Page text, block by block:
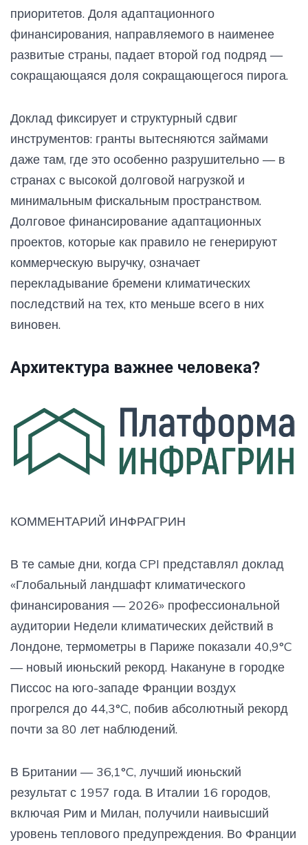
приоритетов. Доля адаптационного
финансирования, направляемого в наименее
развитые страны, падает второй год подряд —
сокращающаяся доля сокращающегося пирога.
Доклад фиксирует и структурный сдвиг
инструментов: гранты вытесняются займами
даже там, где это особенно разрушительно — в
странах с высокой долговой нагрузкой и
минимальным фискальным пространством.
Долговое финансирование адаптационных
проектов, которые как правило не генерируют
коммерческую выручку, означает
перекладывание бремени климатических
последствий на тех, кто меньше всего в них
виновен.
Архитектура важнее человека?
КОММЕНТАРИЙ ИНФРАГРИН
В те самые дни, когда CPI представлял доклад
«Глобальный ландшафт климатического
финансирования — 2026» профессиональной
аудитории Недели климатических действий в
Лондоне, термометры в Париже показали 40,9°C
— новый июньский рекорд. Накануне в городке
Писсос на юго-западе Франции воздух
прогрелся до 44,3°C, побив абсолютный рекорд
почти за 80 лет наблюдений.
В Британии — 36,1°C, лучший июньский
результат с 1957 года. В Италии 16 городов,
включая Рим и Милан, получили наивысший
уровень теплового предупреждения. Во Франции